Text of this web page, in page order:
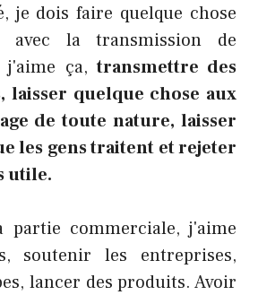
je dois faire quelque chose
la transmission de
j'aime ça,transmettre des
laisser quelque chose aux
de toute nature, laisser
les gens traitent et rejeter
utile.
partie commerciale, j'aime
soutenir les entreprises,
lancer des produits. Avoir